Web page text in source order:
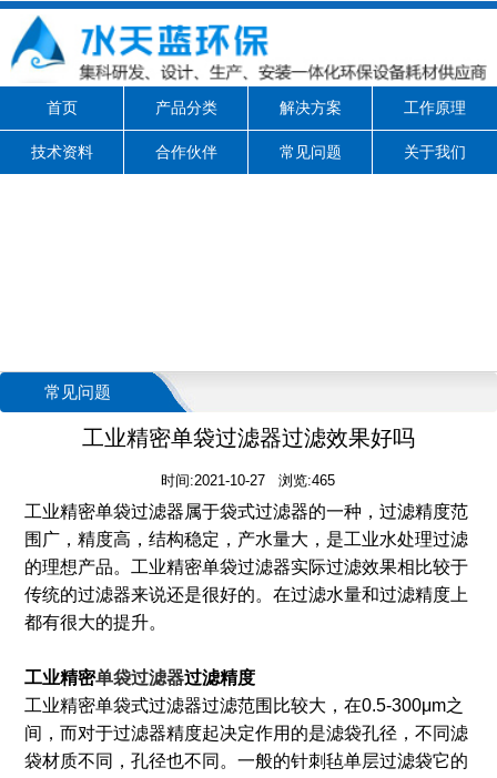
首页 产品分类 解决方案 工作原理
技术资料 合作伙伴 常见问题 关于我们
常见问题
工业精密单袋过滤器过滤效果好吗
时间:2021-10-27 浏览:465
工业精密单袋过滤器属于袋式过滤器的一种，过滤精度范
围广，精度高，结构稳定，产水量大，是工业水处理过滤
的理想产品。工业精密单袋过滤器实际过滤效果相比较于
传统的过滤器来说还是很好的。在过滤水量和过滤精度上
都有很大的提升。
工业精密单袋过滤器过滤精度
工业精密单袋式过滤器过滤范围比较大，在0.5-300μm之
间，而对于过滤器精度起决定作用的是滤袋孔径，不同滤
袋材质不同，孔径也不同。一般的针刺毡单层过滤袋它的